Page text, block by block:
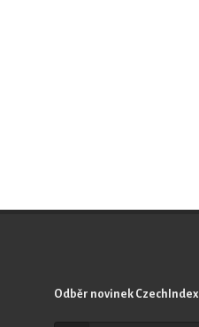
Odběr novinek CzechIndex